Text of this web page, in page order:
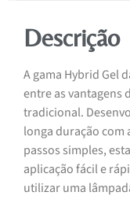
Descrição
A gama Hybrid Gel
entre as vantagens
tradicional.
longa duração com
passos simples,
aplicação fácil e
utilizar uma